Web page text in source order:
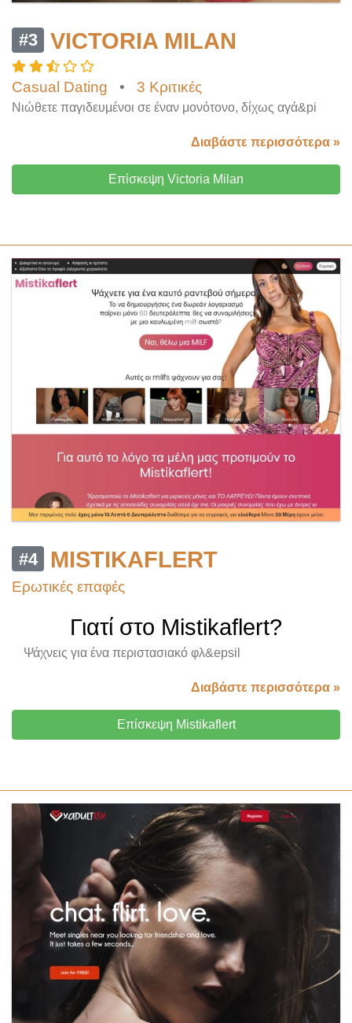
#3 VICTORIA MILAN
Casual Dating • 3 Κριτικές
Νιώθετε παγιδευμένοι σε έναν μονότονο, δίχως αγά&pi
Διαβάστε περισσότερα »
Επίσκεψη Victoria Milan
#4 MISTIKAFLERT
Ερωτικές επαφές
Γιατί στο Mistikaflert?
Ψάχνεις για ένα περιστασιακό φλ&epsil
Διαβάστε περισσότερα »
Επίσκεψη Mistikaflert